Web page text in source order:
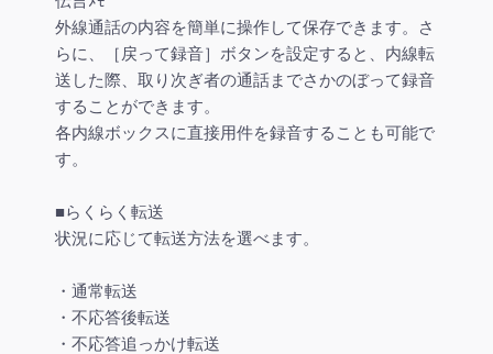
外線通話の内容を簡単に操作して保存できます。さ
らに、［戻って録音］ボタンを設定すると、内線転
送した際、取り次ぎ者の通話までさかのぼって録音
することができます。
各内線ボックスに直接用件を録音することも可能で
す。
■らくらく転送
状況に応じて転送方法を選べます。
・通常転送
・不応答後転送
・不応答追っかけ転送